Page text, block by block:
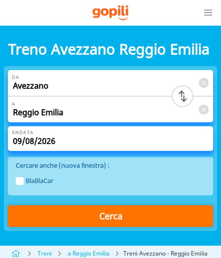
Treno Avezzano Reggio Emilia
DA
A
ANDATA
Cercare anche (nuova finestra) :
BlaBlaCar
Cerca
Treni a Reggio Emilia Treni Avezzano - Reggio Emilia